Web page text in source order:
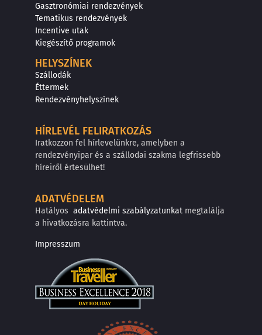
Gasztronómiai rendezvények
Tematikus rendezvények
Incentive utak
Kiegészítő programok
HELYSZÍNEK
Szállodák
Éttermek
Rendezvényhelyszínek
HÍRLEVÉL FELIRATKOZÁS
Iratkozzon fel hírlevelünkre, amelyben a
rendezvényipar és a szállodai szakma legfrissebb
híreiről értesülhet!
ADATVÉDELEM
Hatályos adatvédelmi szabályzatunkat megtalálja
a hivatkozásra kattintva.
Impresszum